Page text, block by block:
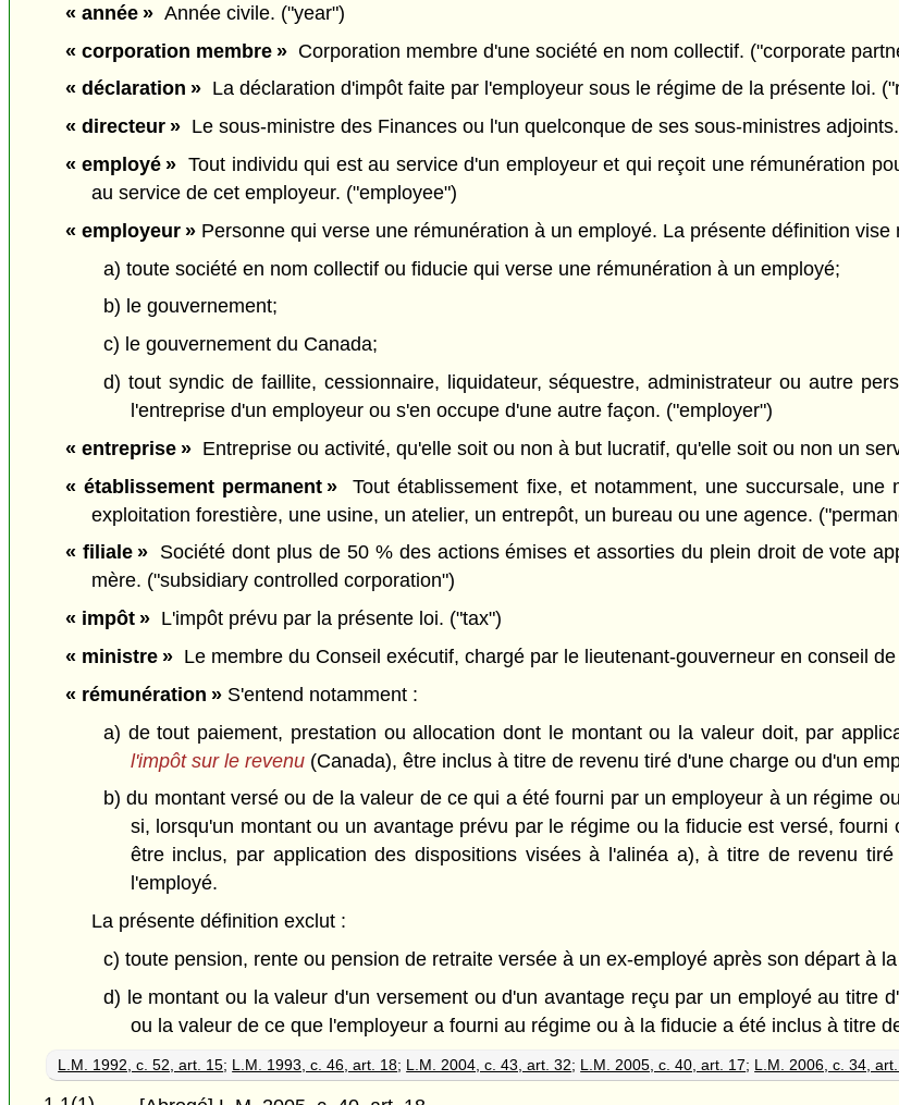
« année »Année civile. ("year")
« corporation membre »Corporation membre d'une société en nom collectif. ("corporate
« déclaration »La déclaration d'impôt faite par l'employeur sous le régime de la présente loi.
« directeur »Le sous-ministre des Finances ou l'un quelconque de ses sous-ministres
« employé » Tout individu qui est au service d'un employeur et qui reçoit une rémunération
au service de cet employeur. ("employee")
« employeur »Personne qui verse une rémunération à un employé. La présente définition vise
a) toute société en nom collectif ou fiducie qui verse une rémunération à un employé;
b) le gouvernement;
c) le gouvernement du Canada;
d) tout syndic de faillite, cessionnaire, liquidateur, séquestre, administrateur ou autre
l'entreprise d'un employeur ou s'en occupe d'une autre façon. ("employer")
« entreprise »Entreprise ou activité, qu'elle soit ou non à but lucratif, qu'elle soit ou non un
« établissement permanent » Tout établissement fixe, et notamment, une succursale,
exploitation forestière, une usine, un atelier, un entrepôt, un bureau ou une agence.
« filiale »Société dont plus de 50 % des actions émises et assorties du plein droit de vote
mère. ("subsidiary controlled corporation")
« impôt »L'impôt prévu par la présente loi. ("tax")
« ministre »Le membre du Conseil exécutif, chargé par le lieutenant-gouverneur en conseil
« rémunération »S'entend notamment :
a) de tout paiement, prestation ou allocation dont le montant ou la valeur doit, par
l'impôt sur le revenu(Canada), être inclus à titre de revenu tiré d'une charge ou d'un
b) du montant versé ou de la valeur de ce qui a été fourni par un employeur à un régime
si, lorsqu'un montant ou un avantage prévu par le régime ou la fiducie est versé,
être inclus, par application des dispositions visées à l'alinéa a), à titre de revenu
l'employé.
La présente définition exclut :
c) toute pension, rente ou pension de retraite versée à un ex-employé après son départ à
d) le montant ou la valeur d'un versement ou d'un avantage reçu par un employé au titre
ou la valeur de ce que l'employeur a fourni au régime ou à la fiducie a été inclus à titre
L.M. 1992, c. 52, art. 15; L.M. 1993, c. 46, art. 18; L.M. 2004, c. 43, art. 32; L.M. 2005, c. 40, art. 17; L.M. 2006, c. 34,